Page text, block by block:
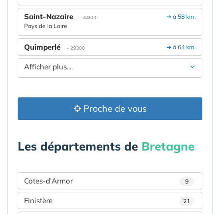
➔ à 58 km.
Saint-Nazaire - 44600
Pays de la Loire
➔ à 64 km.
Quimperlé - 29300
Afficher plus....
Proche de vous
Les départements de Bretagne
Cotes-d'Armor 9
Finistère 21